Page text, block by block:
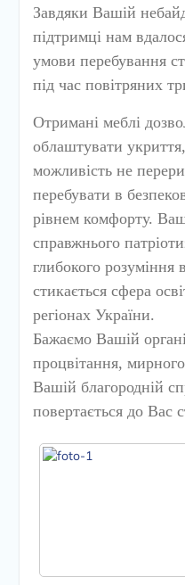
Завдяки Вашій
підтримці нам
умови перебування
під час повітряних
Отримані меблі
облаштувати
можливість не
перебувати в
рівнем комфорту.
справжнього
глибокого розуміння
стикається сфера
регіонах України.
Бажаємо Вашій
процвітання,
Вашій благородній
повертається до Вас